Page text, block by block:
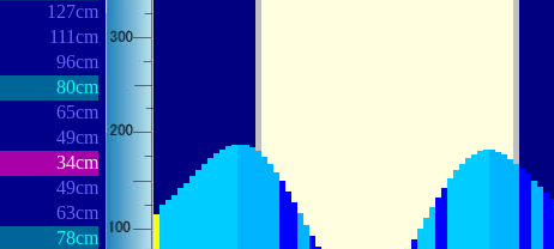
127cm
111cm
96cm
80cm
65cm
49cm
34cm
49cm
63cm
78cm